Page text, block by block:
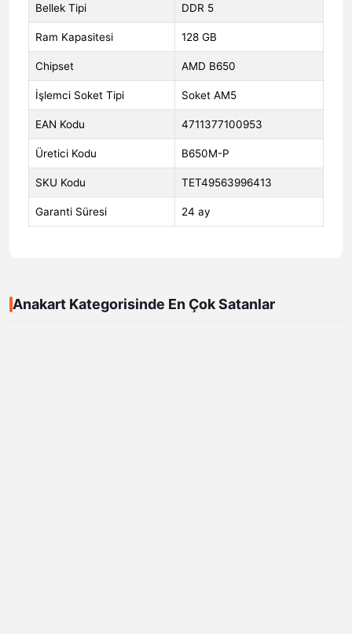
Bellek Tipi DDR 5
Ram Kapasitesi 128 GB
Chipset AMD B650
İşlemci Soket Tipi Soket AM5
EAN Kodu 4711377100953
Üretici Kodu B650M-P
SKU Kodu TET49563996413
Garanti Süresi 24 ay
Anakart Kategorisinde En Çok Satanlar